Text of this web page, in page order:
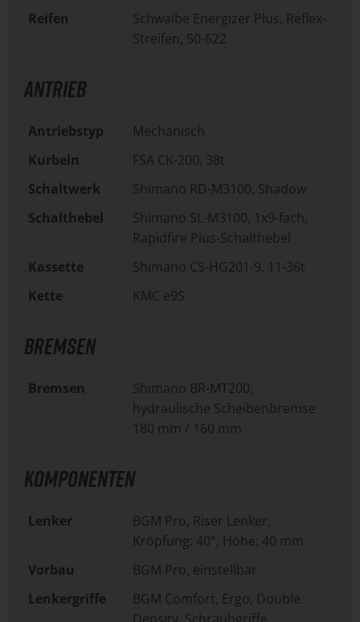
Reifen
Schwalbe Energizer Plus, Reflex-
Streifen, 50-622
ANTRIEB
Antriebstyp
Mechanisch
Kurbeln
FSA CK-200, 38t
Schaltwerk
Shimano RD-M3100, Shadow
Schalthebel
Shimano SL-M3100, 1x9-fach,
Rapidfire Plus-Schalthebel
Kassette
Shimano CS-HG201-9, 11-36t
Kette
KMC e9S
BREMSEN
Bremsen
Shimano BR-MT200,
hydraulische Scheibenbremse
180 mm / 160 mm
KOMPONENTEN
Lenker
BGM Pro, Riser Lenker,
Kröpfung: 40°, Höhe: 40 mm
Vorbau
BGM Pro, einstellbar
Lenkergriffe
BGM Comfort, Ergo, Double